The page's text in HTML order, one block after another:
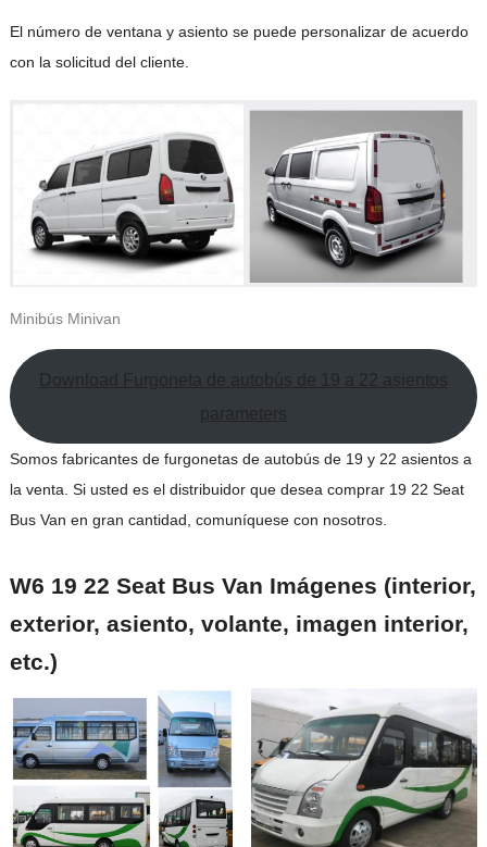
El número de ventana y asiento se puede personalizar de acuerdo
con la solicitud del cliente.
Minibús Minivan
Download Furgoneta de autobús de 19 a 22 asientos
parameters
Somos fabricantes de furgonetas de autobús de 19 y 22 asientos a
la venta. Si usted es el distribuidor que desea comprar 19 22 Seat
Bus Van en gran cantidad, comuníquese con nosotros.
W6 19 22 Seat Bus Van Imágenes (interior,
exterior, asiento, volante, imagen interior,
etc.)